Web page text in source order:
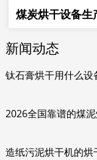
煤炭烘干设备生
新闻动态
钛石膏烘干用什么
2026全国靠谱的煤
造纸污泥烘干机的烘